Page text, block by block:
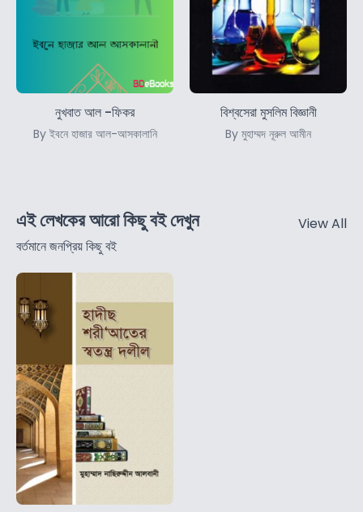
নুখবাত আল -ফিকর
By ইবনে হাজার আল-আসকালানি
বিশ্বসেরা মুসলিম বিজ্ঞানী
By মুহাম্মদ নূরুল আমীন
এই লেখকের আরো কিছু বই দেখুন
বর্তমানে জনপ্রিয় কিছু বই
View All